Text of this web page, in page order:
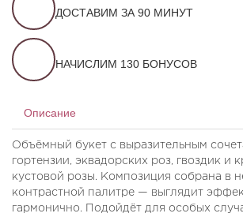
ДОСТАВИМ ЗА 90 МИНУТ
НАЧИСЛИМ 130 БОНУСОВ
Описание
Объёмный букет с выразительным
гортензии, эквадорских роз, гвоздик и
кустовой розы. Композиция собрана в
контрастной палитре — выглядит
гармонично. Подойдёт для особых